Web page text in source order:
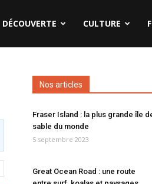
DÉCOUVERTE CULTURE
Nos articles
Fraser Island : la plus grande île
sable du monde
5 septembre 2023
Great Ocean Road : une route